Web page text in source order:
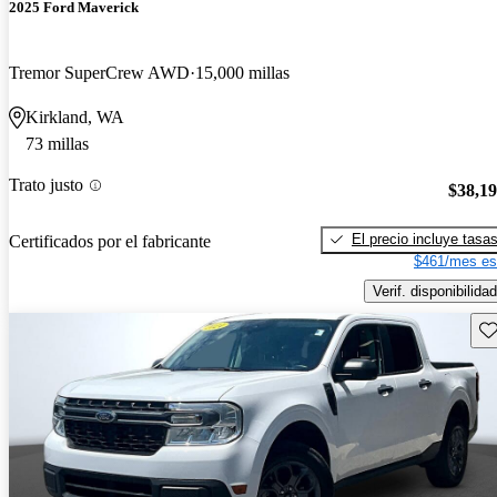
2025 Ford Maverick
Tremor SuperCrew AWD 15,000 millas
Kirkland, WA
73 millas
Trato justo
Certificados por el fabricante
El precio incluye tasas
$461/mes
Verif. disponibilidad